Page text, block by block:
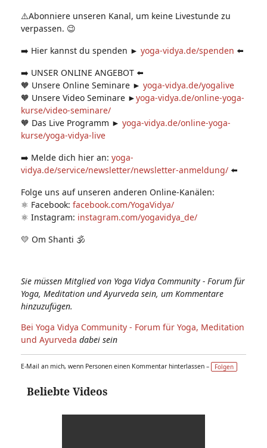
⚠️Abonniere unseren Kanal, um keine Livestunde zu
verpassen. 😉
➡️ Hier kannst du spenden ► yoga-vidya.de/spenden ⬅️
➡️ UNSER ONLINE ANGEBOT ⬅️
🧡 Unsere Online Seminare ► yoga-vidya.de/yogalive
🧡 Unsere Video Seminare ►yoga-vidya.de/online-yoga-
kurse/video-seminare/
🧡 Das Live Programm ► yoga-vidya.de/online-yoga-
kurse/yoga-vidya-live
➡️ Melde dich hier an: yoga-
vidya.de/service/newsletter/newsletter-anmeldung/ ⬅️
Folge uns auf unseren anderen Online-Kanälen:
⚛️ Facebook: facebook.com/YogaVidya/
⚛️ Instagram: instagram.com/yogavidya_de/
💛 Om Shanti 🕉
Sie müssen Mitglied von Yoga Vidya Community - Forum für
Yoga, Meditation und Ayurveda sein, um Kommentare
hinzuzufügen.
Bei Yoga Vidya Community - Forum für Yoga, Meditation
und Ayurveda dabei sein
E-Mail an mich, wenn Personen einen Kommentar hinterlassen – Folgen
Beliebte Videos